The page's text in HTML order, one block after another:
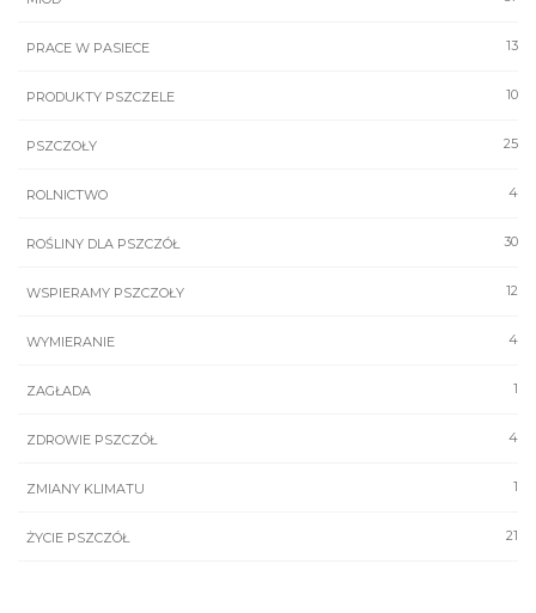
13
PRACE W PASIECE
10
PRODUKTY PSZCZELE
25
PSZCZOŁY
4
ROLNICTWO
30
ROŚLINY DLA PSZCZÓŁ
12
WSPIERAMY PSZCZOŁY
4
WYMIERANIE
1
ZAGŁADA
4
ZDROWIE PSZCZÓŁ
1
ZMIANY KLIMATU
21
ŻYCIE PSZCZÓŁ